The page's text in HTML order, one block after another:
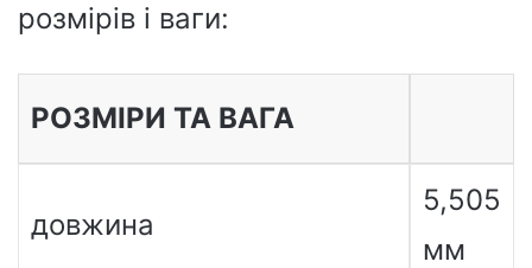
розмірів і ваги: ​​
РОЗМІРИ ТА ВАГА
довжина
5,505
мм